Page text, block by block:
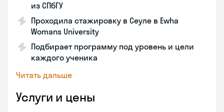
из СПбГУ
Проходила стажировку в Сеуле в Ewha
Womans University
Подбирает программу под уровень и цели
каждого ученика
Читать дальше
Услуги и цены